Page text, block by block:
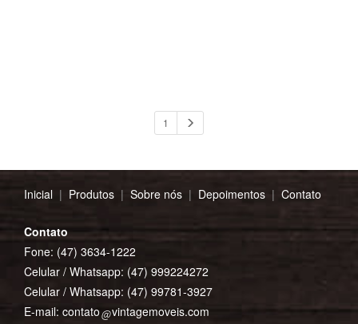
1
Inicial | Produtos | Sobre nós | Depoimentos | Contato
Contato
Fone: (47) 3634-1222
Celular / Whatsapp: (47) 999224272
Celular / Whatsapp: (47) 99781-3927
E-mail: contato vintagemoveis.com